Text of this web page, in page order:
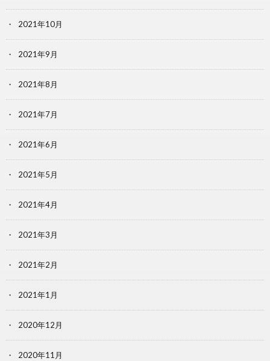
2021年10月
2021年9月
2021年8月
2021年7月
2021年6月
2021年5月
2021年4月
2021年3月
2021年2月
2021年1月
2020年12月
2020年11月